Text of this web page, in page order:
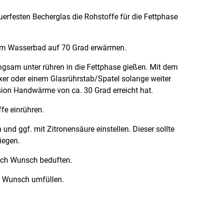
Becherglas die Rohstoffe für die Fettphase
Wasserbad auf 70 Grad erwärmen.
unter rühren in die Fettphase gießen. Mit dem
oder einem Glasrührstab/Spatel solange weiter
Handwärme von ca. 30 Grad erreicht hat.
einrühren.
und ggf. mit Zitronensäure einstellen. Dieser sollte
Wunsch beduften.
umfüllen.